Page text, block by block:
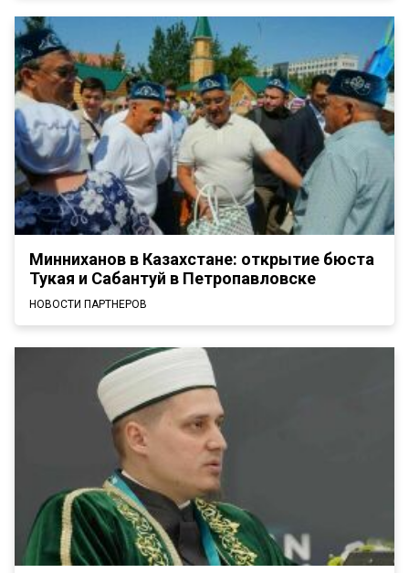
Минниханов в Казахстане: открытие бюста
Тукая и Сабантуй в Петропавловске
НОВОСТИ ПАРТНЕРОВ